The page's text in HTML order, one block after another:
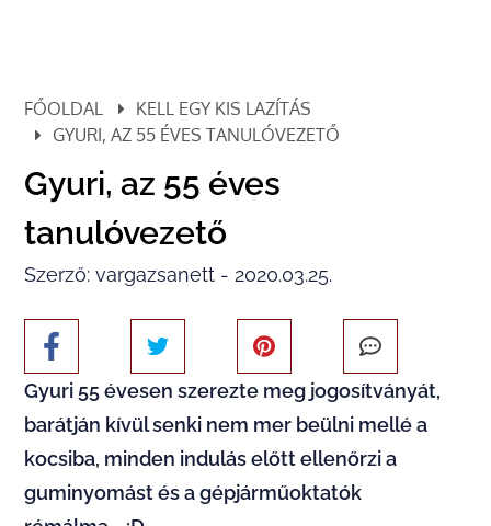
FŐOLDAL
KELL EGY KIS LAZÍTÁS
GYURI, AZ 55 ÉVES TANULÓVEZETŐ
Gyuri, az 55 éves
tanulóvezető
Szerző: vargazsanett - 2020.03.25.
Gyuri 55 évesen szerezte meg jogosítványát,
barátján kívül senki nem mer beülni mellé a
kocsiba, minden indulás előtt ellenőrzi a
guminyomást és a gépjárműoktatók